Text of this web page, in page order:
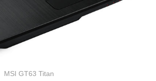
MSI GT63 Titan